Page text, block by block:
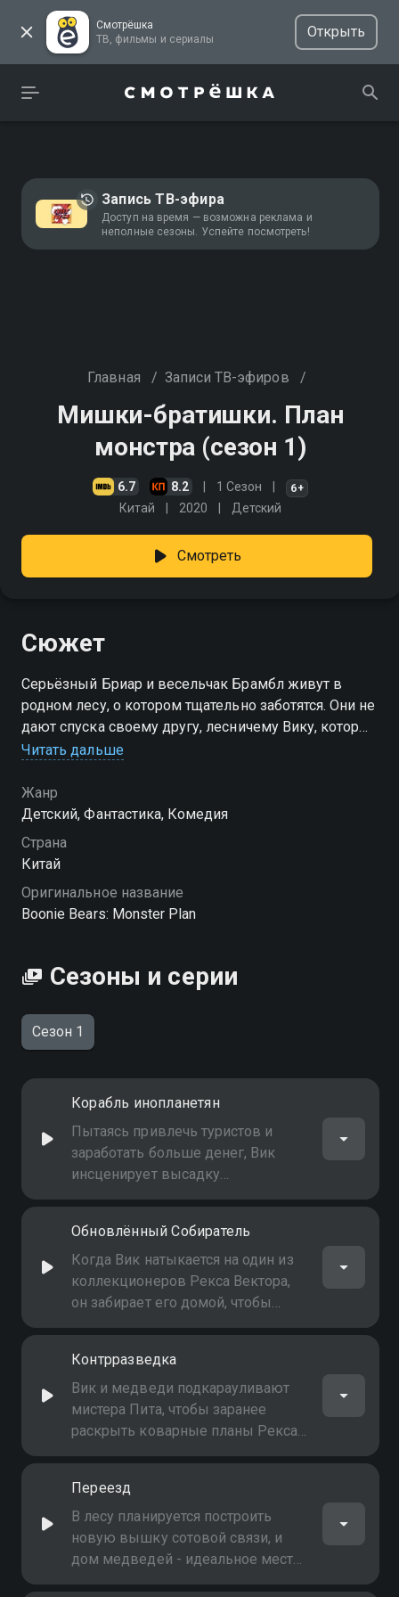
Смотрёшка
ТВ, фильмы и сериалы
Открыть
Запись ТВ-эфира
Доступ на время — возможна реклама и
неполные сезоны. Успейте посмотреть!
Главная / Записи ТВ-эфиров /
Мишки-братишки. План
монстра (сезон 1)
6.7 8.2 1 Сезон 6+
Китай 2020 Детский
Смотреть
Сюжет
Серьёзный Бриар и весельчак Брамбл живут в
родном лесу, о котором тщательно заботятся. Они не
дают спуска своему другу, лесничему Вику, который
сейчас работает гидом для туристов, приезжающих
Посмотреть онлайн 1 сезон сериала Мишки-
братишки. План монстра вы можете совершенно
бесплатно в хорошем HD качестве на Смотрёшке
Читать дальше
Жанр
Детский, Фантастика, Комедия
Страна
Китай
Оригинальное название
Boonie Bears: Monster Plan
Сезоны и серии
Сезон 1
Корабль инопланетян
Пытаясь привлечь туристов и
заработать больше денег, Вик
инсценирует высадку
инопланетян в Pine Tree Mountain.
нарушает жизнь животных, и они
саботируют его план
Обновлённый Собиратель
Когда Вик натыкается на один из
коллекционеров Рекса Вектора,
он забирает его домой, чтобы
изучить. Вектор уверен, что Вик не
продвинутую систему
безопасности и получить доступ к
устройству
Контрразведка
Вик и медведи подкарауливают
мистера Пита, чтобы заранее
раскрыть коварные планы Рекса
Вектора. Однако Рекс узнаёт об
их
Переезд
В лесу планируется построить
новую вышку сотовой связи, и
дом медведей - идеальное место.
Телекоммуникационная компания